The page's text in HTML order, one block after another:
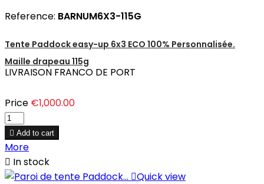
Reference: BARNUM6X3-115G
Tente Paddock easy-up 6x3 ECO 100% Personnalisée.
Maille drapeau 115g
LIVRAISON FRANCO DE PORT
Price €1,000.00
 Add to cart
More
 In stock
Quick view